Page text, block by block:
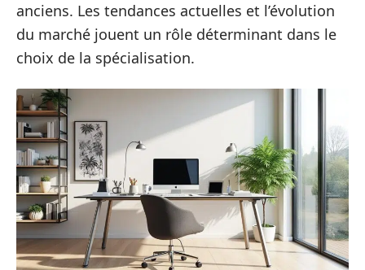
anciens. Les tendances actuelles et l’évolution
du marché jouent un rôle déterminant dans le
choix de la spécialisation.